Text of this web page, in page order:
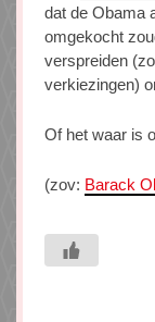
dat de Obama
omgekocht
verspreiden
verkiezingen)
Of het waar is
(zov: Barack